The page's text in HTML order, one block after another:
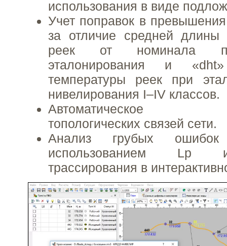
использования в виде
Учет поправок в
за отличие средней длины
реек от номинала по
эталонирования и
температуры реек при
нивелирования I–IV классов.
Автоматическое
топологических связей сети.
Анализ грубых
использованием Lp
трассирования в